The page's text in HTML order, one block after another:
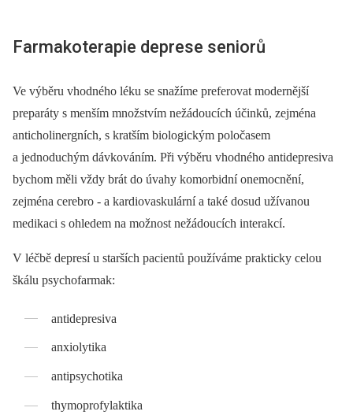
Farmakoterapie deprese seniorů
Ve výběru vhodného léku se snažíme preferovat modernější
preparáty s menším množstvím nežádoucích účinků, zejména
anticholinergních, s kratším biologickým poločasem
a jednoduchým dávkováním. Při výběru vhodného antidepresiva
bychom měli vždy brát do úvahy komorbidní onemocnění,
zejména cerebro -⁠ a kardiovaskulární a také dosud užívanou
medikaci s ohledem na možnost nežádoucích interakcí.
V léčbě depresí u starších pacientů používáme prakticky celou
škálu psychofarmak:
antidepresiva
anxiolytika
antipsychotika
thymoprofylaktika